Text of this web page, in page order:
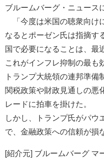
ブルームバーグ・ニュース
「今度は米国の聴衆向け
なるとポーゼン氏は指摘す
国で必要になることは、最
これがインフレ抑制の最も
トランプ大統領の連邦準
関税政策や財政見通しの悪
レードに拍車を掛けた。
しかし、トランプ氏がパウ
で、金融政策への信頼が損
[紹介元] ブルームバーグ マ